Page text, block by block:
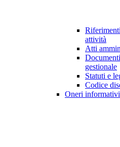
attività
Atti
gestionale
Statuti e
Codice
Oneri